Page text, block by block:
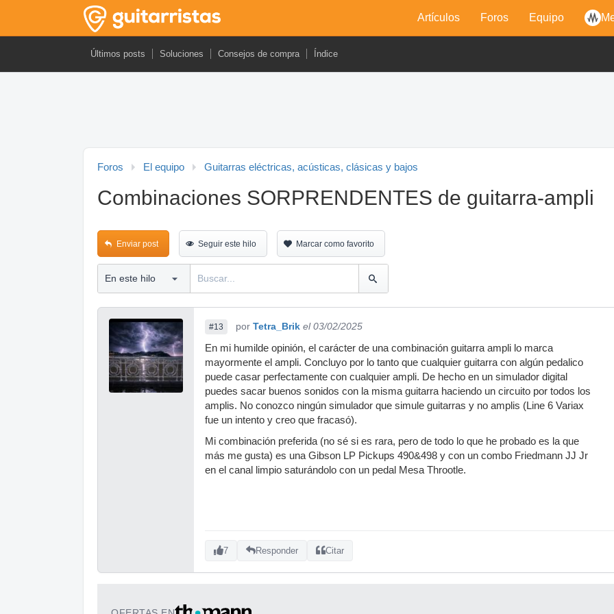
Artículos Foros Equipo
Últimos posts Soluciones Consejos de compra Índice
Foros El equipo Guitarras eléctricas, acústicas, clásicas y bajos
Combinaciones SORPRENDENTES de guitarra-ampli
Enviar post Seguir este hilo Marcar como favorito
#13 por Tetra_Brik el 03/02/2025
En mi humilde opinión, el carácter de una combinación guitarra ampli lo marca
mayormente el ampli. Concluyo por lo tanto que cualquier guitarra con algún pedalico
puede casar perfectamente con cualquier ampli. De hecho en un simulador digital
puedes sacar buenos sonidos con la misma guitarra haciendo un circuito por todos los
amplis. No conozco ningún simulador que simule guitarras y no amplis (Line 6 Variax
fue un intento y creo que fracasó).
Mi combinación preferida (no sé si es rara, pero de todo lo que he probado es la que
más me gusta) es una Gibson LP Pickups 490&498 y con un combo Friedmann JJ Jr
en el canal limpio saturándolo con un pedal Mesa Throotle.
7 Responder Citar